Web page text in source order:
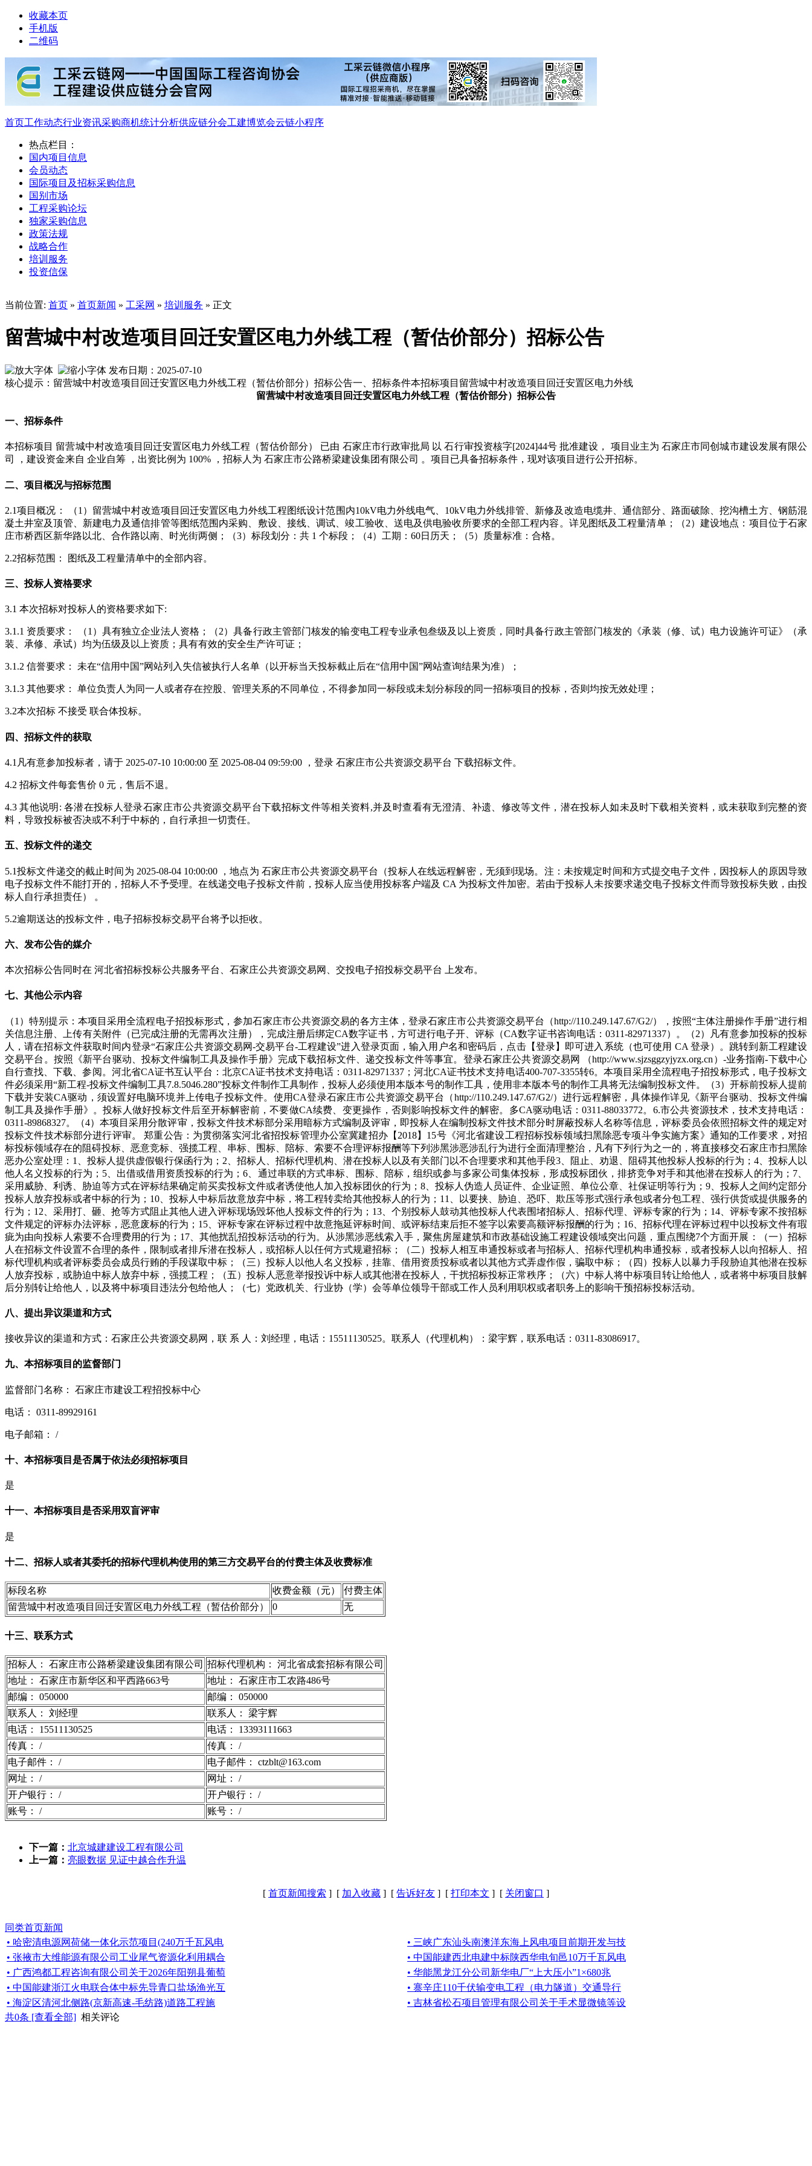
收藏本页
手机版
二维码
首页工作动态行业资讯采购商机统计分析供应链分会工建博览会云链小程序
热点栏目：
国内项目信息
会员动态
国际项目及招标采购信息
国别市场
工程采购论坛
独家采购信息
政策法规
战略合作
培训服务
投资信保
当前位置: 首页 » 首页新闻 » 工采网 » 培训服务 » 正文
留营城中村改造项目回迁安置区电力外线工程（暂估价部分）招标公告
发布日期：2025-07-10
核心提示：留营城中村改造项目回迁安置区电力外线工程（暂估价部分）招标公告一、招标条件本招标项目留营城中村改造项目回迁安置区电力外线
留营城中村改造项目回迁安置区电力外线工程（暂估价部分）招标公告
一、招标条件
本招标项目 留营城中村改造项目回迁安置区电力外线工程（暂估价部分） 已由 石家庄市行政审批局 以 石行审投资核字[2024]44号 批准建设， 项目业主为 石家庄市同创城市建设发展有限公
司 ，建设资金来自 企业自筹 ，出资比例为 100% ，招标人为 石家庄市公路桥梁建设集团有限公司 。项目已具备招标条件，现对该项目进行公开招标。
二、项目概况与招标范围
2.1项目概况： （1）留营城中村改造项目回迁安置区电力外线工程图纸设计范围内10kV电力外线电气、10kV电力外线排管、新修及改造电缆井、通信部分、路面破除、挖沟槽土方、钢筋混
凝土井室及顶管、新建电力及通信排管等图纸范围内采购、敷设、接线、调试、竣工验收、送电及供电验收所要求的全部工程内容。详见图纸及工程量清单；（2）建设地点：项目位于石家
庄市桥西区新华路以北、合作路以南、时光街两侧；（3）标段划分：共 1 个标段；（4）工期：60日历天；（5）质量标准：合格。
2.2招标范围： 图纸及工程量清单中的全部内容。
三、投标人资格要求
3.1 本次招标对投标人的资格要求如下:
3.1.1 资质要求： （1）具有独立企业法人资格；（2）具备行政主管部门核发的输变电工程专业承包叁级及以上资质，同时具备行政主管部门核发的《承装（修、试）电力设施许可证》（承
装、承修、承试）均为伍级及以上资质；具有有效的安全生产许可证；
3.1.2 信誉要求： 未在“信用中国”网站列入失信被执行人名单（以开标当天投标截止后在“信用中国”网站查询结果为准）；
3.1.3 其他要求： 单位负责人为同一人或者存在控股、管理关系的不同单位，不得参加同一标段或未划分标段的同一招标项目的投标，否则均按无效处理；
3.2本次招标 不接受 联合体投标。
四、招标文件的获取
4.1凡有意参加投标者，请于 2025-07-10 10:00:00 至 2025-08-04 09:59:00 ，登录 石家庄市公共资源交易平台 下载招标文件。
4.2 招标文件每套售价 0 元，售后不退。
4.3 其他说明: 各潜在投标人登录石家庄市公共资源交易平台下载招标文件等相关资料,并及时查看有无澄清、补遗、修改等文件，潜在投标人如未及时下载相关资料，或未获取到完整的资
料，导致投标被否决或不利于中标的，自行承担一切责任。
五、投标文件的递交
5.1投标文件递交的截止时间为 2025-08-04 10:00:00 ，地点为 石家庄市公共资源交易平台（投标人在线远程解密，无须到现场。注：未按规定时间和方式提交电子文件，因投标人的原因导致
电子投标文件不能打开的，招标人不予受理。在线递交电子投标文件前，投标人应当使用投标客户端及 CA 为投标文件加密。若由于投标人未按要求递交电子投标文件而导致投标失败，由投
标人自行承担责任） 。
5.2逾期送达的投标文件，电子招标投标交易平台将予以拒收。
六、发布公告的媒介
本次招标公告同时在 河北省招标投标公共服务平台、石家庄公共资源交易网、交投电子招投标交易平台 上发布。
七、其他公示内容
（1）特别提示：本项目采用全流程电子招投标形式，参加石家庄市公共资源交易的各方主体，登录石家庄市公共资源交易平台（http://110.249.147.67/G2/），按照“主体注册操作手册”进行相
关信息注册、上传有关附件（已完成注册的无需再次注册），完成注册后绑定CA数字证书，方可进行电子开、评标（CA数字证书咨询电话：0311-82971337）。（2）凡有意参加投标的投标
人，请在招标文件获取时间内登录“石家庄公共资源交易网-交易平台-工程建设”进入登录页面，输入用户名和密码后，点击【登录】即可进入系统（也可使用 CA 登录）。跳转到新工程建设
交易平台。按照《新平台驱动、投标文件编制工具及操作手册》完成下载招标文件、递交投标文件等事宜。登录石家庄公共资源交易网 （http://www.sjzsggzyjyzx.org.cn）-业务指南-下载中心
自行查找、下载、参阅。河北省CA证书互认平台：北京CA证书技术支持电话：0311-82971337；河北CA证书技术支持电话400-707-3355转6。本项目采用全流程电子招投标形式，电子投标文
件必须采用“新工程-投标文件编制工具7.8.5046.280”投标文件制作工具制作，投标人必须使用本版本号的制作工具，使用非本版本号的制作工具将无法编制投标文件。（3）开标前投标人提前
下载并安装CA驱动，须设置好电脑环境并上传电子投标文件。使用CA登录石家庄市公共资源交易平台（http://110.249.147.67/G2/）进行远程解密，具体操作详见《新平台驱动、投标文件编
制工具及操作手册》。投标人做好投标文件后至开标解密前，不要做CA续费、变更操作，否则影响投标文件的解密。多CA驱动电话：0311-88033772。6.市公共资源技术，技术支持电话：
0311-89868327。（4）本项目采用分散评审，投标文件技术标部分采用暗标方式编制及评审，即投标人在编制投标文件技术部分时屏蔽投标人名称等信息，评标委员会依照招标文件的规定对
投标文件技术标部分进行评审。 郑重公告：为贯彻落实河北省招投标管理办公室冀建招办【2018】15号《河北省建设工程招标投标领域扫黑除恶专项斗争实施方案》通知的工作要求，对招
标投标领域存在的阻碍投标、恶意竞标、强揽工程、串标、围标、陪标、索要不合理评标报酬等下列涉黑涉恶涉乱行为进行全面清理整治，凡有下列行为之一的，将直接移交石家庄市扫黑除
恶办公室处理：1、投标人提供虚假银行保函行为；2、招标人、招标代理机构、潜在投标人以及有关部门以不合理要求和其他手段3、阻止、劝退、阻碍其他投标人投标的行为；4、投标人以
他人名义投标的行为；5、出借或借用资质投标的行为；6、通过串联的方式串标、围标、陪标，组织或参与多家公司集体投标，形成投标团伙，排挤竞争对手和其他潜在投标人的行为；7、
采用威胁、利诱、胁迫等方式在评标结果确定前买卖投标文件或者诱使他人加入投标团伙的行为；8、投标人伪造人员证件、企业证照、单位公章、社保证明等行为；9、投标人之间约定部分
投标人放弃投标或者中标的行为；10、投标人中标后故意放弃中标，将工程转卖给其他投标人的行为；11、以要挟、胁迫、恐吓、欺压等形式强行承包或者分包工程、强行供货或提供服务的
行为；12、采用打、砸、抢等方式阻止其他人进入评标现场毁坏他人投标文件的行为；13、个别投标人鼓动其他投标人代表围堵招标人、招标代理、评标专家的行为；14、评标专家不按招标
文件规定的评标办法评标，恶意废标的行为；15、评标专家在评标过程中故意拖延评标时间、或评标结束后拒不签字以索要高额评标报酬的行为；16、招标代理在评标过程中以投标文件有瑕
疵为由向投标人索要不合理费用的行为；17、其他扰乱招投标活动的行为。从涉黑涉恶线索入手，聚焦房屋建筑和市政基础设施工程建设领域突出问题，重点围绕7个方面开展：（一）招标
人在招标文件设置不合理的条件，限制或者排斥潜在投标人，或招标人以任何方式规避招标；（二）投标人相互串通投标或者与招标人、招标代理机构串通投标，或者投标人以向招标人、招
标代理机构或者评标委员会成员行贿的手段谋取中标；（三）投标人以他人名义投标，挂靠、借用资质投标或者以其他方式弄虚作假，骗取中标；（四）投标人以暴力手段胁迫其他潜在投标
人放弃投标，或胁迫中标人放弃中标，强揽工程；（五）投标人恶意举报投诉中标人或其他潜在投标人，干扰招标投标正常秩序；（六）中标人将中标项目转让给他人，或者将中标项目肢解
后分别转让给他人，以及将中标项目违法分包给他人；（七）党政机关、行业协（学）会等单位领导干部或工作人员利用职权或者职务上的影响干预招标投标活动。
八、提出异议渠道和方式
接收异议的渠道和方式：石家庄公共资源交易网，联 系 人：刘经理，电话：15511130525。联系人（代理机构）：梁宇辉，联系电话：0311-83086917。
九、本招标项目的监督部门
监督部门名称： 石家庄市建设工程招投标中心
电话： 0311-89929161
电子邮箱： /
十、本招标项目是否属于依法必须招标项目
是
十一、本招标项目是否采用双盲评审
是
十二、招标人或者其委托的招标代理机构使用的第三方交易平台的付费主体及收费标准
标段名称 收费金额（元）
付费主体
留营城中村改造项目回迁安置区电力外线工程（暂估价部分）
0 无
十三、联系方式
招标人： 石家庄市公路桥梁建设集团有限公司 招标代理机构： 河北省成套招标有限公司
地址： 石家庄市新华区和平西路663号
地址： 石家庄市工农路486号
邮编： 050000
邮编： 050000
联系人： 刘经理
联系人： 梁宇辉
电话： 15511130525
电话： 13393111663
传真： /
传真： /
电子邮件： /
电子邮件： ctzblt@163.com
网址： /
网址： /
开户银行： /
开户银行： /
账号： /
账号： /
下一篇： 北京城建建设工程有限公司
上一篇： 亮眼数据 见证中越合作升温
[ 首页新闻搜索 ] [ 加入收藏 ] [ 告诉好友 ] [ 打印本文 ] [ 关闭窗口 ]
同类首页新闻
• 哈密清电源网荷储一体化示范项目(240万千瓦风电
• 三峡广东汕头南澳洋东海上风电项目前期开发与技
• 张掖市大维能源有限公司工业尾气资源化利用耦合
• 中国能建西北电建中标陕西华电旬邑10万千瓦风电
• 广西鸿都工程咨询有限公司关于2026年阳朔县葡萄
• 华能黑龙江分公司新华电厂“上大压小”1×680兆
• 中国能建浙江火电联合体中标先导青口盐场渔光互
• 寨辛庄110千伏输变电工程（电力隧道）交通导行
• 海淀区清河北侧路(京新高速-毛纺路)道路工程施
• 吉林省松石项目管理有限公司关于手术显微镜等设
共0条 [查看全部] 相关评论